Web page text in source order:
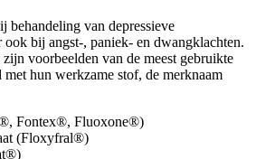
behandeling van depressieve
ook bij angst-, paniek- en dwangklachten.
zijn voorbeelden van de meest gebruikte
met hun werkzame stof, de merknaam
Fontex®, Fluoxone®)
(Floxyfral®)